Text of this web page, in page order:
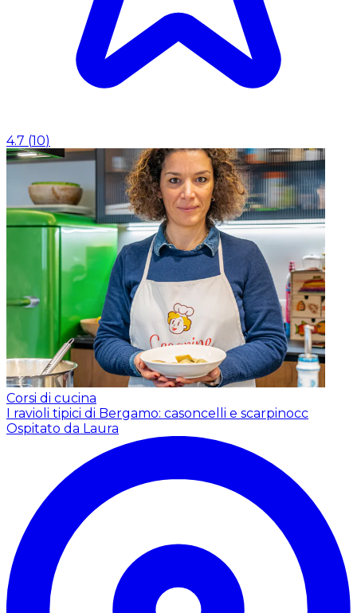
4.7 (10)
Corsi di cucina
I ravioli tipici di Bergamo: casoncelli e scarpinocc
Ospitato da Laura